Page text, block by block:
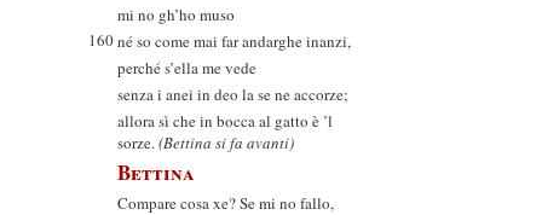
mi no gh’ho muso
160né so come mai far andarghe inanzi,
perché s’ella me vede
senza i anei in deo la se ne accorze;
allora sì che in bocca al gatto è ’l
sorze.(Bettina si fa avanti)
Bettina
Compare cosa xe? Se mi no fallo,